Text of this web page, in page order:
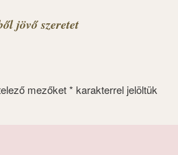
jövő szeretet
mezőket* karakterrel jelöltük